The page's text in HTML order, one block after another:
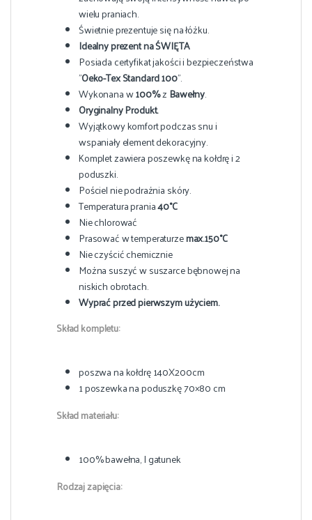
wielu praniach.
Świetnie prezentuje się na łóżku.
Idealny prezent na ŚWIĘTA
Posiada certyfikat jakości i bezpieczeństwa
”Oeko-Tex Standard 100”.
Wykonana w100%z Bawełny.
Oryginalny Produkt.
Wyjątkowy komfort podczas snu i
wspaniały element dekoracyjny.
Komplet zawiera poszewkę na kołdrę i 2
poduszki.
Pościel nie podrażnia skóry.
Temperatura prania40°C
Nie chlorować
Prasować w temperaturzemax.150°C
Nie czyścić chemicznie
Można suszyć w suszarce bębnowej na
niskich obrotach.
Wyprać przed pierwszym użyciem.
Skład kompletu:
poszwa na kołdrę 140X200cm
1 poszewka na poduszkę 70×80 cm
Skład materiału:
100% bawełna, I gatunek
Rodzaj zapięcia: